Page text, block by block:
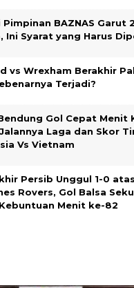
Pimpinan BAZNAS Garut
Ini Syarat yang Harus
vs Wrexham Berakhir
Terjadi?
Gol Cepat Menit
Laga dan Skor
Vs Vietnam
Persib Unggul 1-0 atas
Rovers, Gol Balsa
Menit ke-82